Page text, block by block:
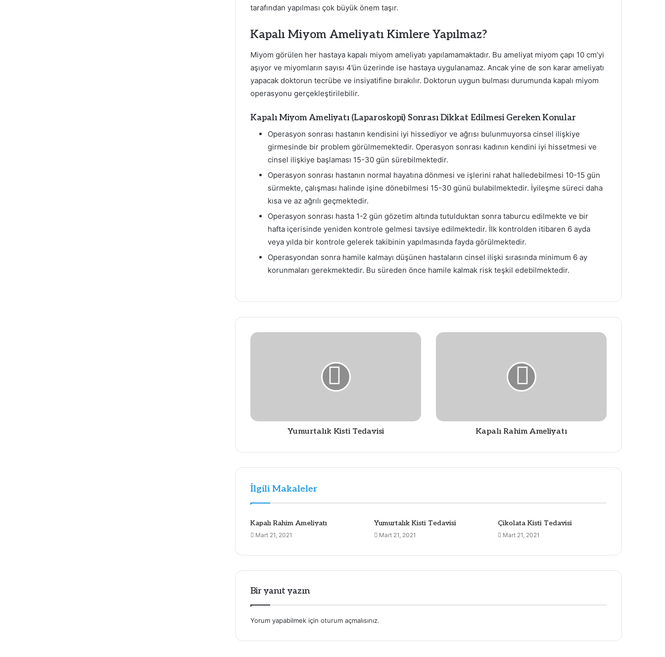
tarafından yapılması çok büyük önem taşır.
Kapalı Miyom Ameliyatı Kimlere Yapılmaz?
Miyom görülen her hastaya kapalı miyom ameliyatı yapılamamaktadır. Bu ameliyat miyom çapı 10 cm’yi
aşıyor ve miyomların sayısı 4’ün üzerinde ise hastaya uygulanamaz. Ancak yine de son karar ameliyatı
yapacak doktorun tecrübe ve insiyatifine bırakılır. Doktorun uygun bulması durumunda kapalı miyom
operasyonu gerçekleştirilebilir.
Kapalı Miyom Ameliyatı (Laparoskopi) Sonrası Dikkat Edilmesi Gereken Konular
Operasyon sonrası hastanın kendisini iyi hissediyor ve ağrısı bulunmuyorsa cinsel ilişkiye
girmesinde bir problem görülmemektedir. Operasyon sonrası kadının kendini iyi hissetmesi ve
cinsel ilişkiye başlaması 15-30 gün sürebilmektedir.
Operasyon sonrası hastanın normal hayatına dönmesi ve işlerini rahat halledebilmesi 10-15 gün
sürmekte, çalışması halinde işine dönebilmesi 15-30 günü bulabilmektedir. İyileşme süreci daha
kısa ve az ağrılı geçmektedir.
Operasyon sonrası hasta 1-2 gün gözetim altında tutulduktan sonra taburcu edilmekte ve bir
hafta içerisinde yeniden kontrole gelmesi tavsiye edilmektedir. İlk kontrolden itibaren 6 ayda
veya yılda bir kontrole gelerek takibinin yapılmasında fayda görülmektedir.
Operasyondan sonra hamile kalmayı düşünen hastaların cinsel ilişki sırasında minimum 6 ay
korunmaları gerekmektedir. Bu süreden önce hamile kalmak risk teşkil edebilmektedir.
Yumurtalık Kisti Tedavisi Kapalı Rahim Ameliyatı
İlgili Makaleler
Kapalı Rahim Ameliyatı
Mart 21, 2021
Yumurtalık Kisti Tedavisi
Mart 21, 2021
Çikolata Kisti Tedavisi
Mart 21, 2021
Bir yanıt yazın
Yorum yapabilmek için oturum açmalısınız.